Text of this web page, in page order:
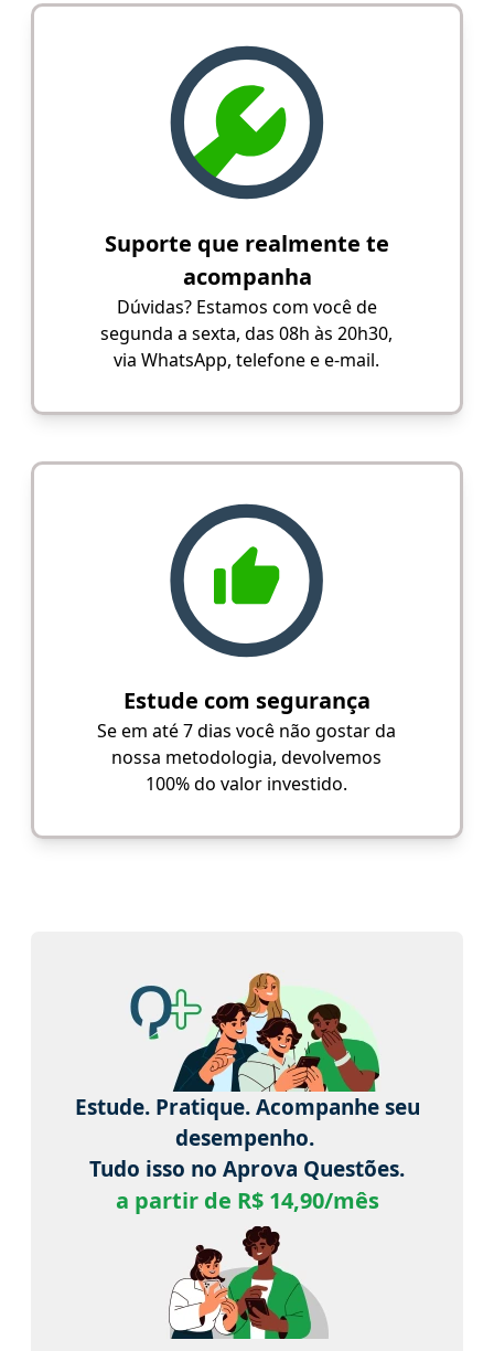
Suporte que realmente te
acompanha
Dúvidas? Estamos com você de
segunda a sexta, das 08h às 20h30,
via WhatsApp, telefone e e-mail.
Estude com segurança
Se em até 7 dias você não gostar da
nossa metodologia, devolvemos
100% do valor investido.
Estude. Pratique. Acompanhe seu
desempenho.
Tudo isso no Aprova Questões.
a partir de R$ 14,90/mês